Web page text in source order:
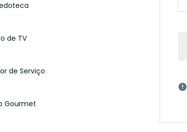
de TV
de Serviço
Gourmet